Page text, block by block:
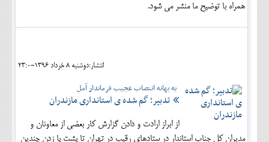
همراه با توضیح ما منشر می شود.
انتشار:دوشنبه 8 خرداد 1396-23:0
به بهانه انتصاب عجیب فرماندار آمل
تدبیر؛ گم شده ی استانداری مازندران
از ابراز ارادت و دادن گزارش کار بعضی از معاونان و
مدیران کل جناب استاندار در ستادهای رقیب در تهران تا پشت پا زدن چندین